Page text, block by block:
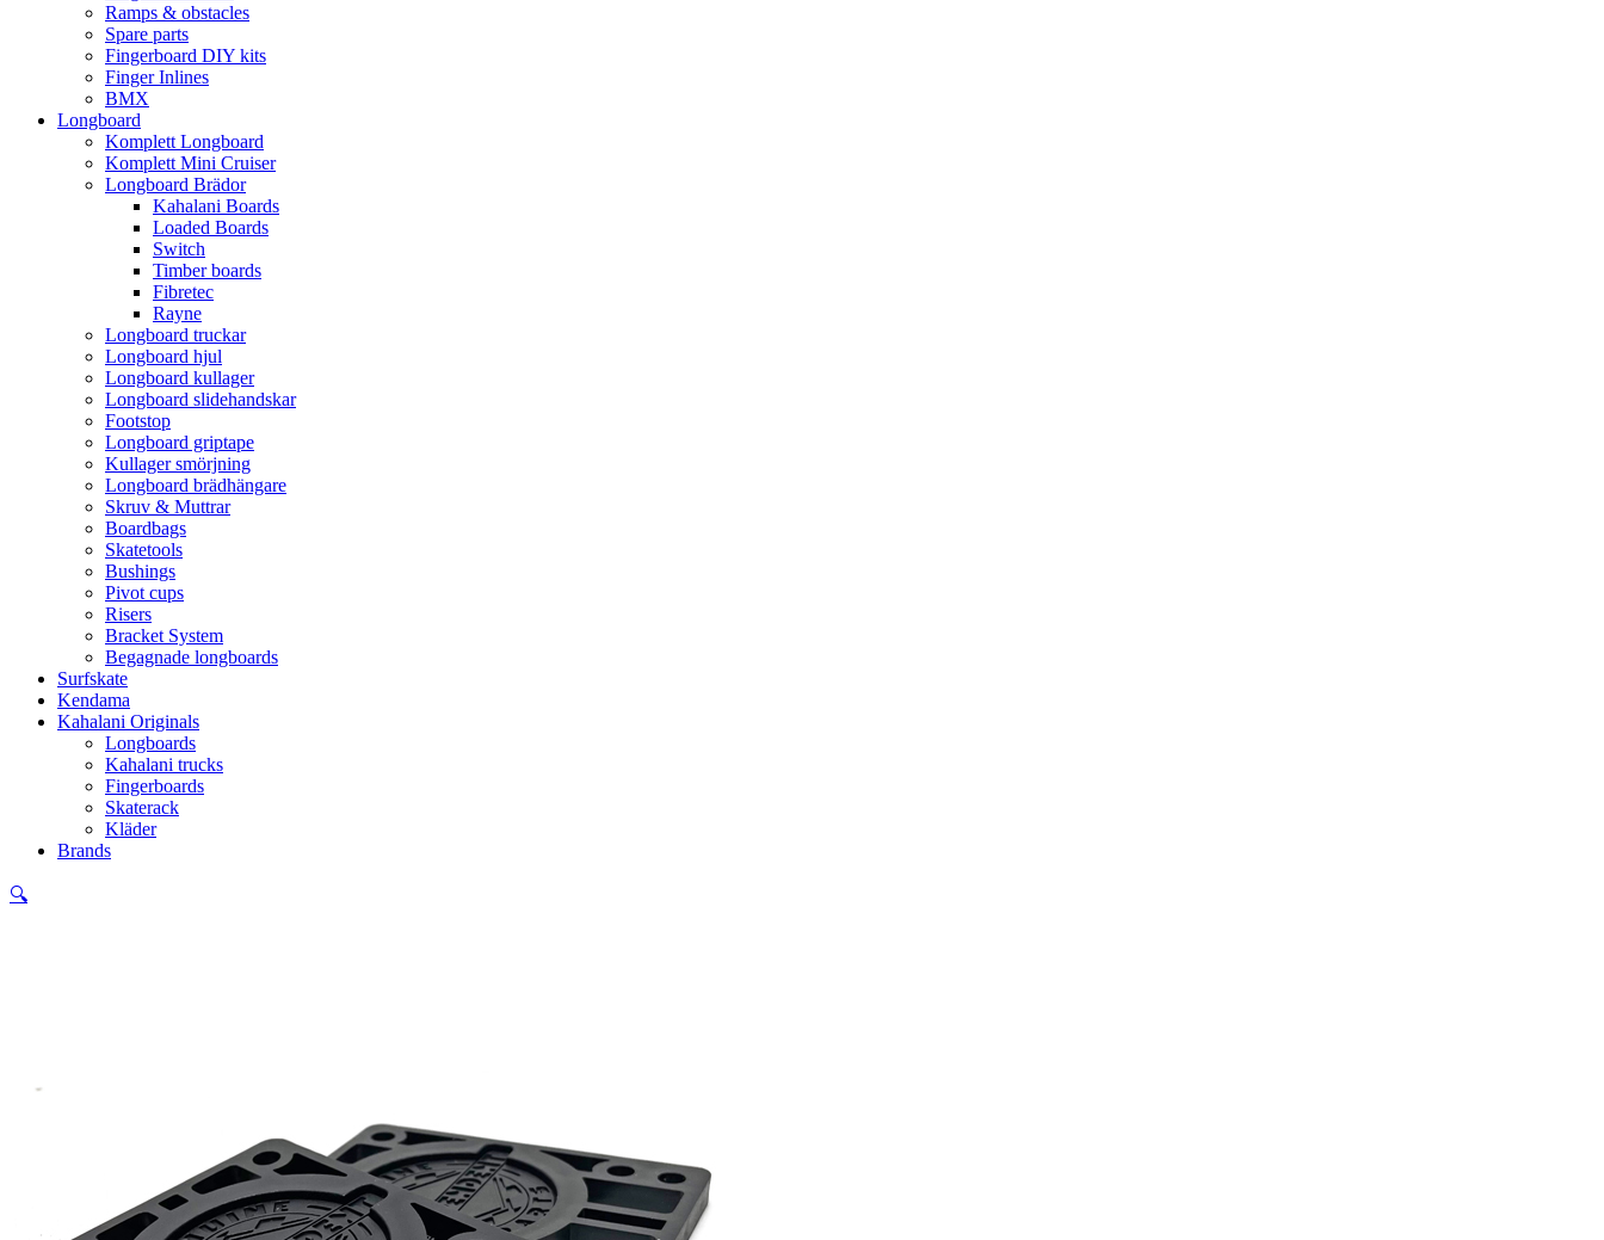
Ramps & obstacles
Spare parts
Fingerboard DIY kits
Finger Inlines
BMX
Longboard
Komplett Longboard
Komplett Mini Cruiser
Longboard Brädor
Kahalani Boards
Loaded Boards
Switch
Timber boards
Fibretec
Rayne
Longboard truckar
Longboard hjul
Longboard kullager
Longboard slidehandskar
Footstop
Longboard griptape
Kullager smörjning
Longboard brädhängare
Skruv & Muttrar
Boardbags
Skatetools
Bushings
Pivot cups
Risers
Bracket System
Begagnade longboards
Surfskate
Kendama
Kahalani Originals
Longboards
Kahalani trucks
Fingerboards
Skaterack
Kläder
Brands
🔍